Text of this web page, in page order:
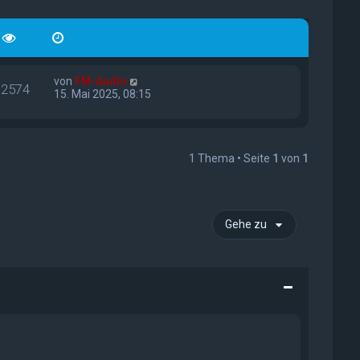
von FM-Audio
15. Mai 2025, 08:15
1 Thema • Seite 1 von 1
Gehe zu